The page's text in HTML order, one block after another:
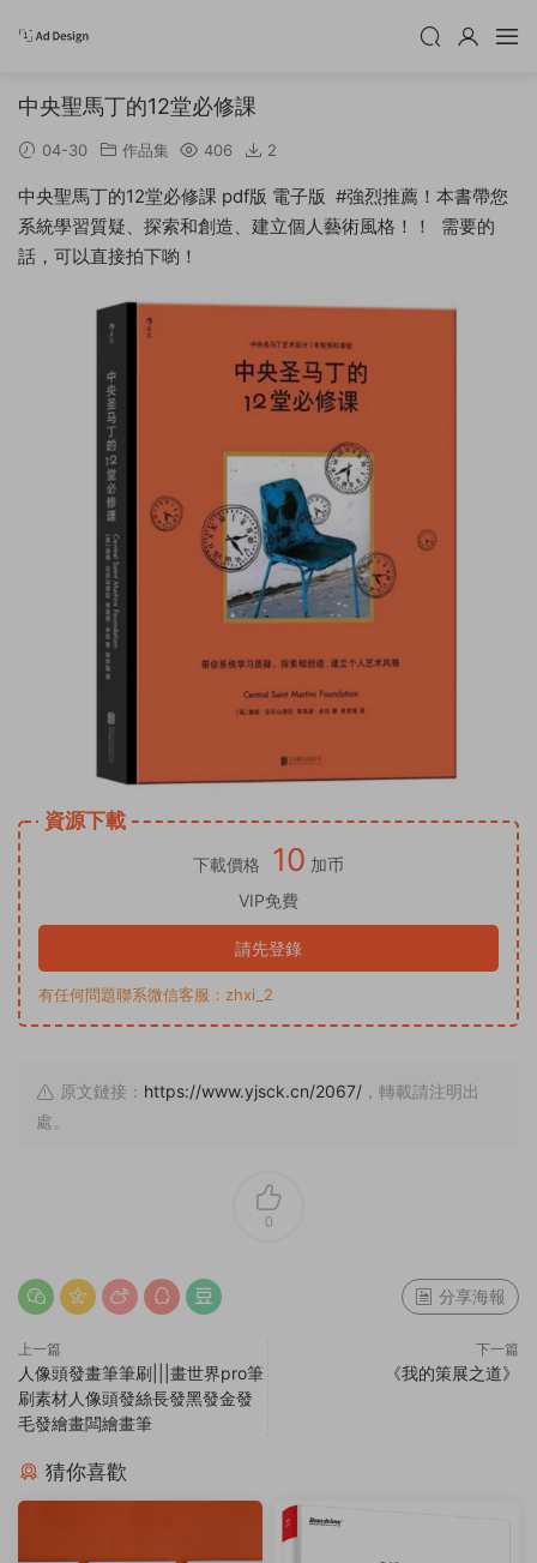
中央聖馬丁的12堂必修課
04-30 作品集 406 2
中央聖馬丁的12堂必修課 pdf版 電子版 #強烈推薦！本書帶您
系統學習質疑、探索和創造、建立個人藝術風格！！ 需要的
話，可以直接拍下喲！
資源下載
下載價格 10 加币
VIP免費
請先登錄
有任何問題聯系微信客服：zhxi_2
原文鏈接： https://www.yjsck.cn/2067/ ，轉載請注明出
處。
0
分享海報
上一篇
人像頭發畫筆筆刷|||畫世界pro筆
刷素材人像頭發絲長發黑發金發
毛發繪畫闆繪畫筆
下一篇
《我的策展之道》
猜你喜歡